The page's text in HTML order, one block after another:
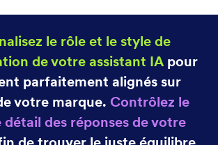
en utilisant les paramètres de rôle et de